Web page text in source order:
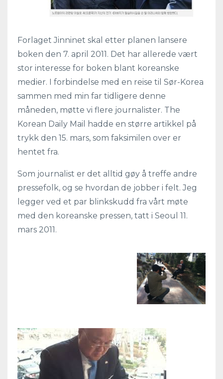
Forlaget Jinninet skal etter planen lansere
boken den 7. april 2011. Det har allerede vært
stor interesse for boken blant koreanske
medier. I forbindelse med en reise til Sør-Korea
sammen med min far tidligere denne
måneden, møtte vi flere journalister. The
Korean Daily Mail hadde en større artikkel på
trykk den 15. mars, som faksimilen over er
hentet fra.
Som journalist er det alltid gøy å treffe andre
pressefolk, og se hvordan de jobber i felt. Jeg
legger ved et par blinkskudd fra vårt møte
med den koreanske pressen, tatt i Seoul 11.
mars 2011.